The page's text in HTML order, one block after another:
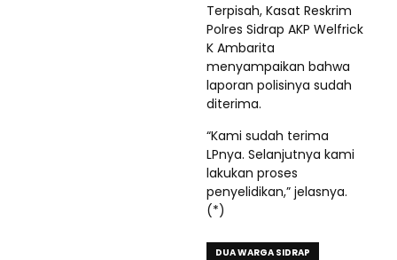
Terpisah, Kasat Reskrim
Polres Sidrap AKP Welfrick
K Ambarita
menyampaikan bahwa
laporan polisinya sudah
diterima.
“Kami sudah terima
LPnya. Selanjutnya kami
lakukan proses
penyelidikan,” jelasnya.
(*)
DUA WARGA SIDRAP